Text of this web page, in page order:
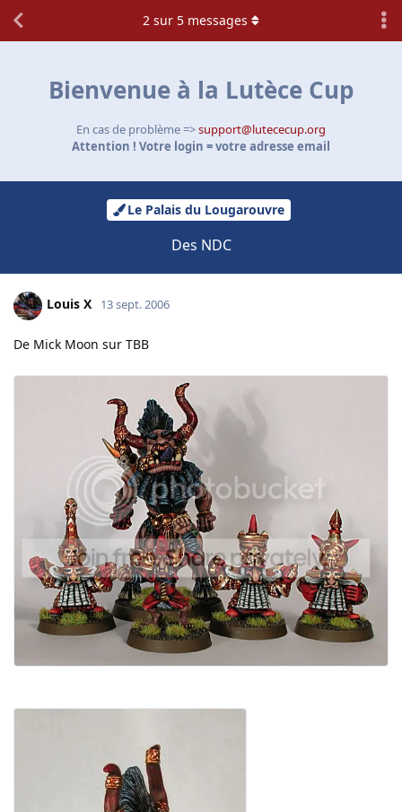
Bienvenue à la Lutèce Cup
En cas de problème =>support@lutececup.org
Attention ! Votre login = votre adresse email
Le Palais du Lougarouvre
Des NDC
2 sur 5 messages
Louis X 13 sept. 2006
De Mick Moon sur TBB